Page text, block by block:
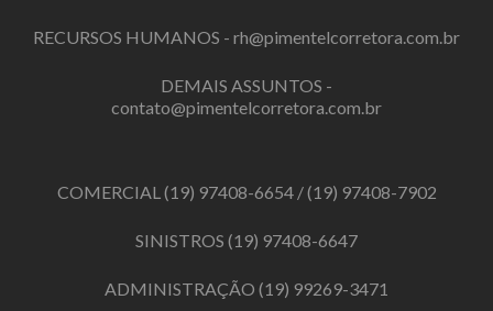
RECURSOS HUMANOS - rh@pimentelcorretora.com.br
DEMAIS ASSUNTOS -
contato@pimentelcorretora.com.br
COMERCIAL(19) 97408-6654/(19) 97408-7902
SINISTROS (19) 97408-6647
ADMINISTRAÇÃO (19) 99269-3471